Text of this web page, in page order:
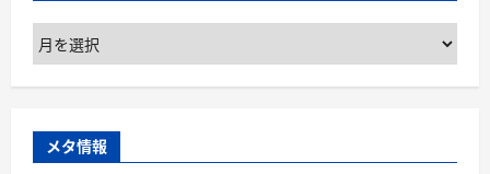
ア
ー
カ
ブ
メタ情報